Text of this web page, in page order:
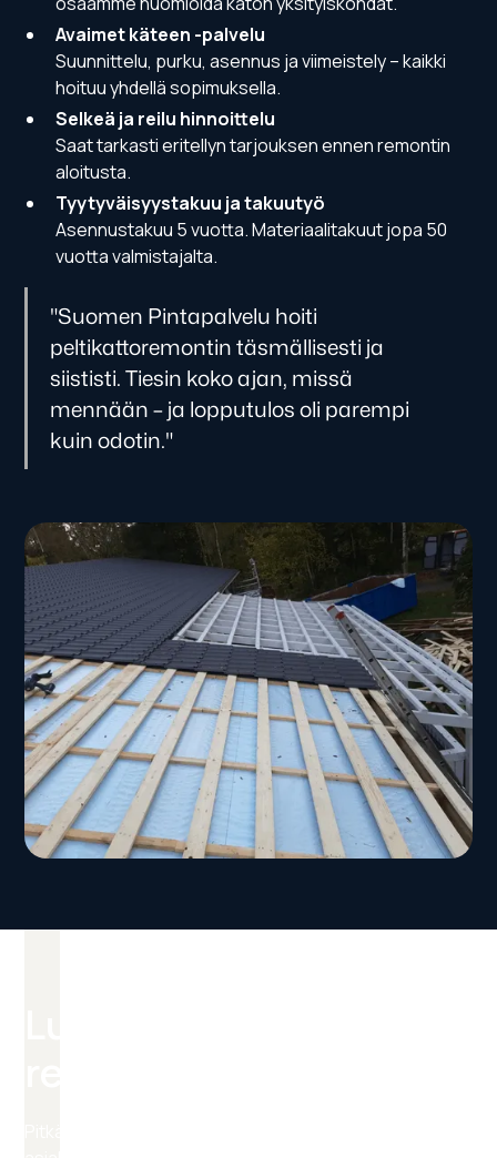
Avaimet käteen -palvelu
Suunnittelu, purku, asennus ja viimeistely – kaikki
hoituu yhdellä sopimuksella.
Selkeä ja reilu hinnoittelu
Saat tarkasti eritellyn tarjouksen ennen remontin
aloitusta.
Tyytyväisyystakuu ja takuutyö
Asennustakuu 5 vuotta. Materiaalitakuut jopa 50
vuotta valmistajalta.
"Suomen Pintapalvelu hoiti
peltikattoremontin täsmällisesti ja
siististi. Tiesin koko ajan, missä
mennään – ja lopputulos oli parempi
kuin odotin."